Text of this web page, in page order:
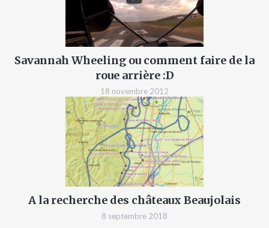
Savannah Wheeling ou comment faire de la
roue arrière :D
18 novembre 2012
A la recherche des châteaux Beaujolais
8 septembre 2018